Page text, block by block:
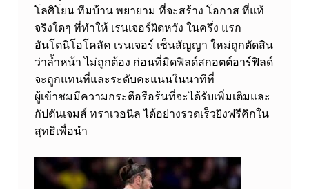
ะ
เ
จ
ม
ส์
ท
ร
า
โลศิโยน ทีมบ้าน พยายาม ที่จะสร้าง โอกาส ที่แท้
จริงใดๆ ที่ทำให้ เรนเจอร์ผิดหวัง ในครึ่ง แรก
อันโตนิโอโคลัค เรนเจอร์ เซ็นสัญญา ใหม่ถูกตัดสิน
ว่าล้ำหน้า ไม่ถูกต้อง ก่อนที่มิดฟิลด์สกอตต์อาร์ฟิลด์
จะถูกแทนที่และระดับคะแนนในนาทีที่
ผู้เข้าชมมีความกระตือรือร้นที่จะได้รับเพิ่มเติมและ
กัปตันเจมส์ ทราเวอนิล ได้อย่างรวดเร็วยิงฟรีคิกใน
สุทธิเพื่อนำ